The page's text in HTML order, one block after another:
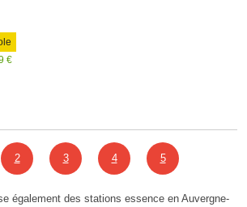
€
2 3 4 5
également des stations essence en Auvergne-